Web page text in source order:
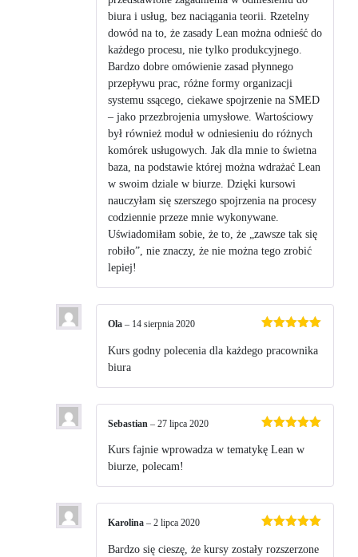
biura i usług, bez naciągania teorii. Rzetelny
dowód na to, że zasady Lean można odnieść do
każdego procesu, nie tylko produkcyjnego.
Bardzo dobre omówienie zasad płynnego
przepływu prac, różne formy organizacji
systemu ssącego, ciekawe spojrzenie na SMED
– jako przezbrojenia umysłowe. Wartościowy
był również moduł w odniesieniu do różnych
komórek usługowych. Jak dla mnie to świetna
baza, na podstawie której można wdrażać Lean
w swoim dziale w biurze. Dzięki kursowi
nauczyłam się szerszego spojrzenia na procesy
codziennie przeze mnie wykonywane.
Uświadomiłam sobie, że to, że „zawsze tak się
robiło”, nie znaczy, że nie można tego zrobić
lepiej!
na 5
Ola – 14 sierpnia 2020
Kurs godny polecenia dla każdego pracownika
biura
na 5
Sebastian – 27 lipca 2020
Kurs fajnie wprowadza w tematykę Lean w
biurze, polecam!
na 5
Karolina – 2 lipca 2020
Bardzo się cieszę, że kursy zostały rozszerzone